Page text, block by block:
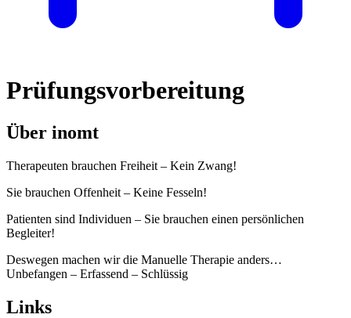
Prüfungsvorbereitung
Über inomt
Therapeuten brauchen Freiheit – Kein Zwang!
Sie brauchen Offenheit – Keine Fesseln!
Patienten sind Individuen – Sie brauchen einen persönlichen
Begleiter!
Deswegen machen wir die Manuelle Therapie anders…
Unbefangen – Erfassend – Schlüssig
Links